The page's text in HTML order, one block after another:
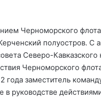
Черноморского
полуостров. С
Северо-
Черноморского
года заместитель
в руководстве